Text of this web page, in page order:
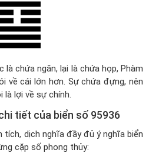
là chứa ngăn, lại là chứa họp, Phàm
về cái lớn hơn. Sự chứa đựng, nên
là lợi về sự chính.
tiết của biển số 95936
tích, dịch nghĩa đầy đủ ý nghĩa biển
cặp số phong thủy: